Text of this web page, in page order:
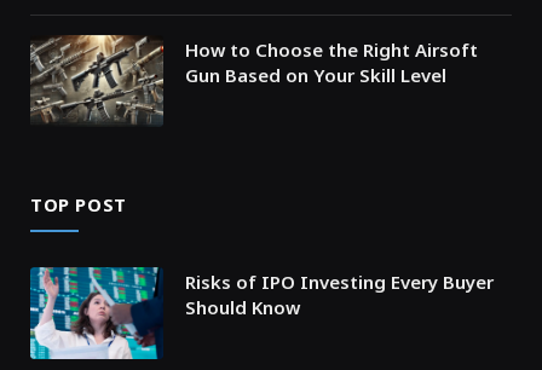
How to Choose the Right Airsoft
Gun Based on Your Skill Level
TOP POST
Risks of IPO Investing Every Buyer
Should Know